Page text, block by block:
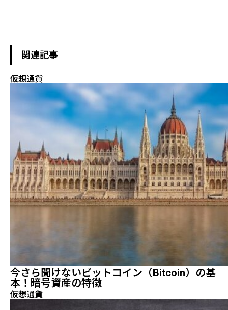
関連記事
仮想通貨
今さら聞けないビットコイン（Bitcoin）の基
本！暗号資産の特徴
仮想通貨